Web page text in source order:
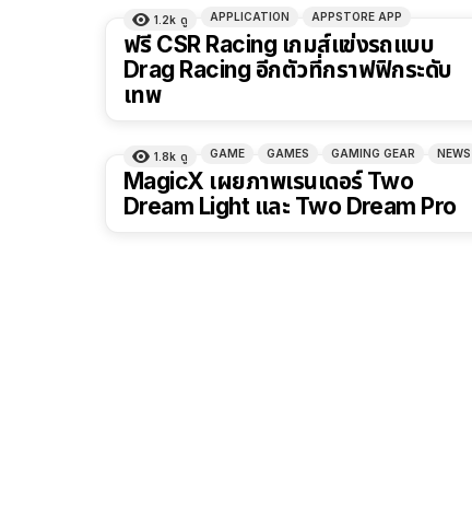
1.2k ดู APPLICATION APPSTORE APP
ฟรี CSR Racing เกมส์แข่งรถแบบ
Drag Racing อีกตัวที่กราฟฟิกระดับ
เทพ
1.8k ดู GAME GAMES GAMING GEAR NEWS
MagicX เผยภาพเรนเดอร์ Two
Dream Light และ Two Dream Pro